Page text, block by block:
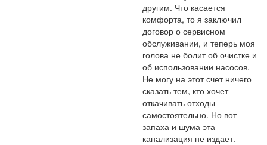
другим. Что касается
комфорта, то я заключил
договор о сервисном
обслуживании, и теперь моя
голова не болит об очистке и
об использовании насосов.
Не могу на этот счет ничего
сказать тем, кто хочет
откачивать отходы
самостоятельно. Но вот
запаха и шума эта
канализация не издает.